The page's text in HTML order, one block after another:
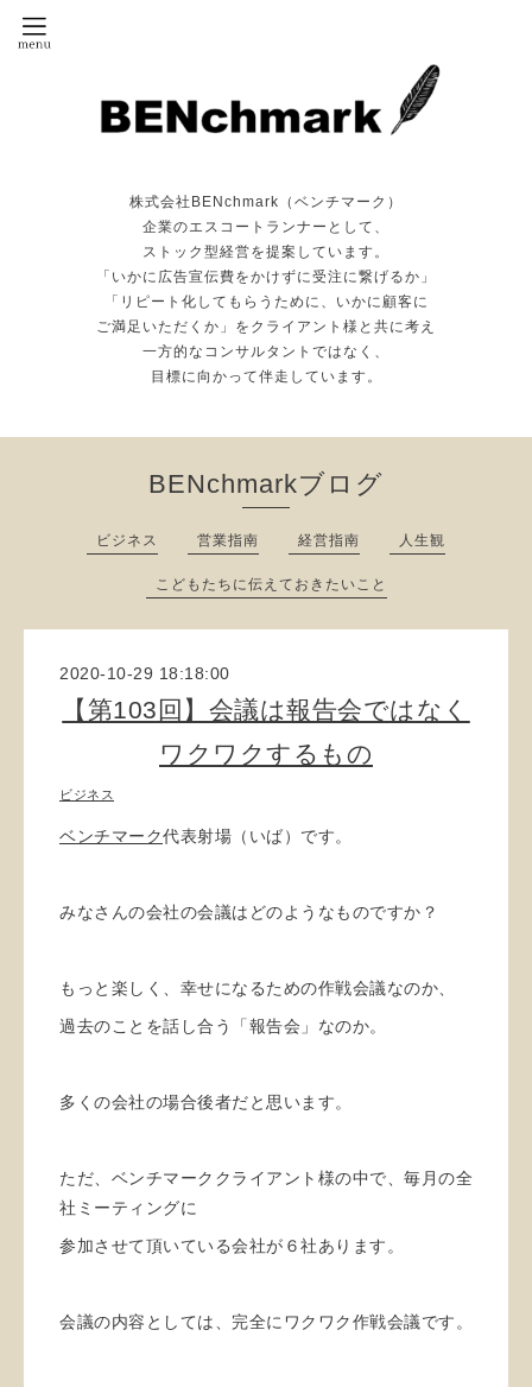
株式会社BENchmark（ベンチマーク）
企業のエスコートランナーとして、
ストック型経営を提案しています。
「いかに広告宣伝費をかけずに受注に繋げるか」
「リピート化してもらうために、いかに顧客に
ご満足いただくか」をクライアント様と共に考え
一方的なコンサルタントではなく、
目標に向かって伴走しています。
BENchmarkブログ
ビジネス 営業指南 経営指南 人生観
こどもたちに伝えておきたいこと
2020-10-29 18:18:00
【第103回】会議は報告会ではなく
ワクワクするもの
ビジネス
ベンチマーク代表射場（いば）です。
みなさんの会社の会議はどのようなものですか？
もっと楽しく、幸せになるための作戦会議なのか、
過去のことを話し合う「報告会」なのか。
多くの会社の場合後者だと思います。
ただ、ベンチマーククライアント様の中で、毎月の全
社ミーティングに
参加させて頂いている会社が６社あります。
会議の内容としては、完全にワクワク作戦会議です。